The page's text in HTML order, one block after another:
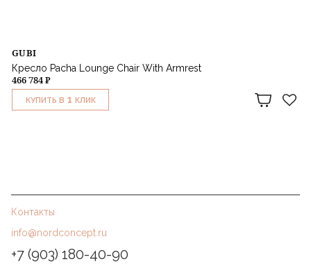
GUBI
Кресло Pacha Lounge Chair With Armrest
466 784 ₽
КУПИТЬ В 1 КЛИК
Контакты
info@nordconcept.ru
+7 (903) 180-40-90